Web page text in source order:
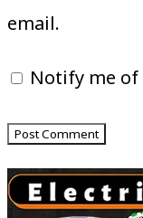
email.
Notify me of